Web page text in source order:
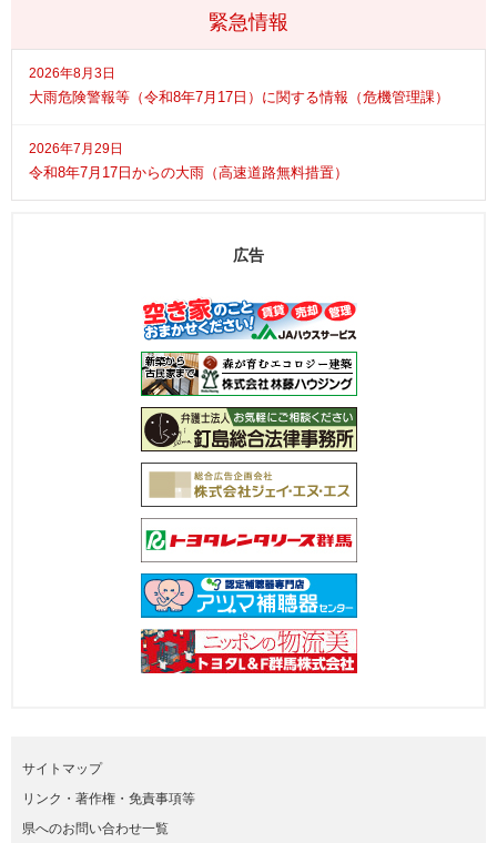
緊急情報
2026年8月3日
大雨危険警報等（令和8年7月17日）に関する情報（危機管理課）
2026年7月29日
令和8年7月17日からの大雨（高速道路無料措置）
広告
サイトマップ
リンク・著作権・免責事項等
県へのお問い合わせ一覧